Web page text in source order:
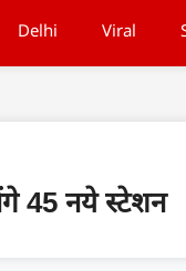
Delhi Viral
45 नये स्टेशन